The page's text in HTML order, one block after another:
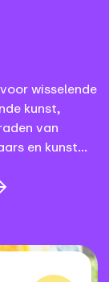
wisselende
kunst,
van
en kunst